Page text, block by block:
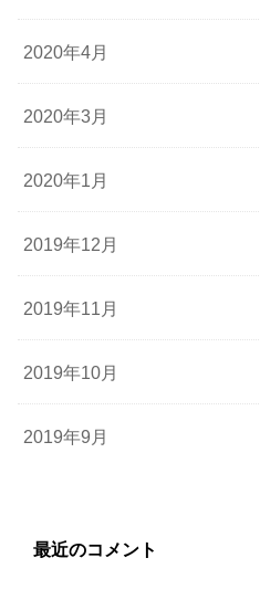
2020年4月
2020年3月
2020年1月
2019年12月
2019年11月
2019年10月
2019年9月
最近のコメント